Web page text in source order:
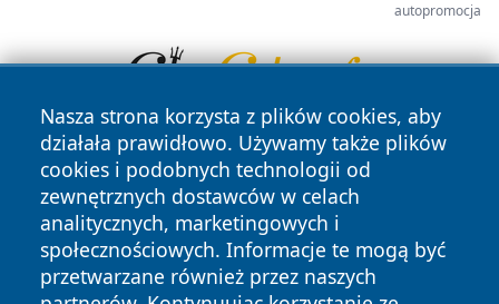
autopromocja
Nasza strona korzysta z plików cookies, aby
działała prawidłowo. Używamy także plików
cookies i podobnych technologii od
zewnętrznych dostawców w celach
analitycznych, marketingowych i
społecznościowych. Informacje te mogą być
przetwarzane również przez naszych
Copyright © 2026 wostrowcu.pl Wszystkie prawa zastrzeżone.